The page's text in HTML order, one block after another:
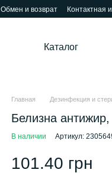
Обмен и возврат Контактная
Каталог
Главная Дезинфекция и
Белизна
В наличии Артикул:
101.40 грн